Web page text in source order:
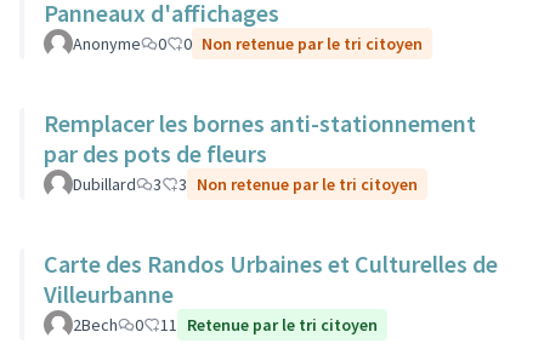
Panneaux d'affichages
Anonyme 0 0 Non retenue par le tri citoyen
Remplacer les bornes anti-stationnement
par des pots de fleurs
Dubillard 3 3 Non retenue par le tri citoyen
Carte des Randos Urbaines et Culturelles de
Villeurbanne
2Bech 0 11 Retenue par le tri citoyen